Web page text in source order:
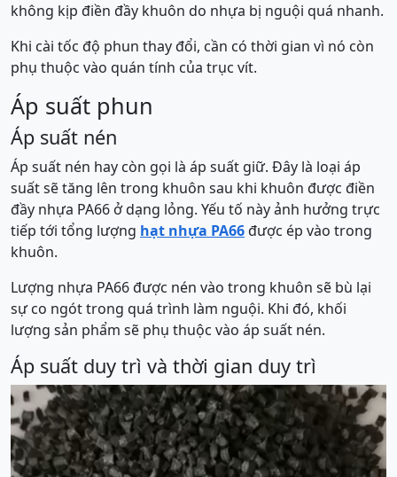
không kịp điền đầy khuôn do nhựa bị nguội quá nhanh.
Khi cài tốc độ phun thay đổi, cần có thời gian vì nó còn
phụ thuộc vào quán tính của trục vít.
Áp suất phun
Áp suất nén
Áp suất nén hay còn gọi là áp suất giữ. Đây là loại áp
suất sẽ tăng lên trong khuôn sau khi khuôn được điền
đầy nhựa PA66 ở dạng lỏng. Yếu tố này ảnh hưởng trực
tiếp tới tổng lượng hạt nhựa PA66được ép vào trong
khuôn.
Lượng nhựa PA66 được nén vào trong khuôn sẽ bù lại
sự co ngót trong quá trình làm nguội. Khi đó, khối
lượng sản phẩm sẽ phụ thuộc vào áp suất nén.
Áp suất duy trì và thời gian duy trì